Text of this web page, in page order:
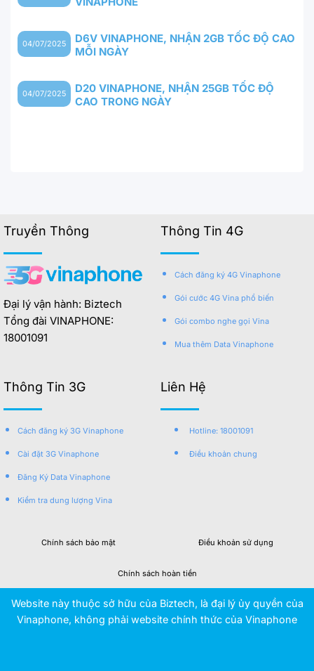
D6V VINAPHONE, NHẬN 2GB TỐC ĐỘ CAO
MỖI NGÀY
04/07/2025
D20 VINAPHONE, NHẬN 25GB TỐC ĐỘ
CAO TRONG NGÀY
04/07/2025
Truyền Thông
Đại lý vận hành: Biztech
Tổng đài VINAPHONE:
18001091
Thông Tin 4G
Cách đăng ký 4G Vinaphone
Gói cước 4G Vina phổ biến
Gói combo nghe gọi Vina
Mua thêm Data Vinaphone
Thông Tin 3G
Cách đăng ký 3G Vinaphone
Cài đặt 3G Vinaphone
Đăng Ký Data Vinaphone
Kiểm tra dung lượng Vina
Liên Hệ
Hotline: 18001091
Điều khoản chung
Chính sách bảo mật Điều khoản sử dụng
Chính sách hoàn tiền
Website này thuộc sở hữu của Biztech, là đại lý ủy quyền của
Vinaphone, không phải website chính thức của Vinaphone